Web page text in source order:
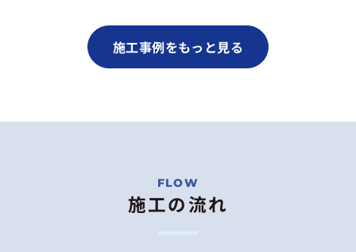
施工事例をもっと見る
施工の流れ